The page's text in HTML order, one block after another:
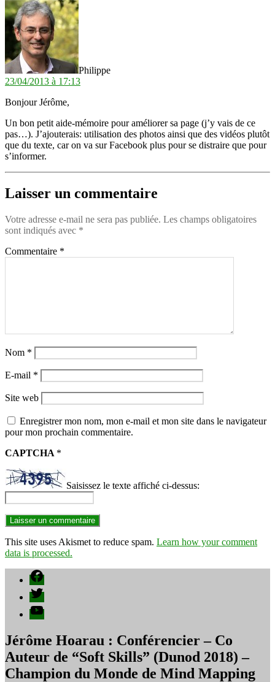
Philippe
23/04/2013 à 17:13
Bonjour Jérôme,
Un bon petit aide-mémoire pour améliorer sa page (j’y vais de ce
pas…). J’ajouterais: utilisation des photos ainsi que des vidéos plutôt
que du texte, car on va sur Facebook plus pour se distraire que pour
s’informer.
Laisser un commentaire
Votre adresse e-mail ne sera pas publiée. Les champs obligatoires
sont indiqués avec *
Commentaire *
Nom *
E-mail *
Site web
Enregistrer mon nom, mon e-mail et mon site dans le navigateur
pour mon prochain commentaire.
CAPTCHA *
Saisissez le texte affiché ci-dessus:
This site uses Akismet to reduce spam. Learn how your comment
data is processed.
Facebook
Twitter
YouTube
Jérôme Hoarau : Conférencier – Co
Auteur de “Soft Skills” (Dunod 2018) –
Champion du Monde de Mind Mapping